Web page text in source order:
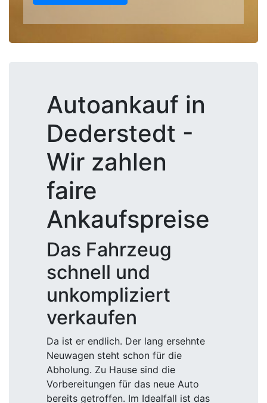
Autoankauf in
Dederstedt -
Wir zahlen
faire
Ankaufspreise
Das Fahrzeug
schnell und
unkompliziert
verkaufen
Da ist er endlich. Der lang ersehnte
Neuwagen steht schon für die
Abholung. Zu Hause sind die
Vorbereitungen für das neue Auto
bereits getroffen. Im Idealfall ist das